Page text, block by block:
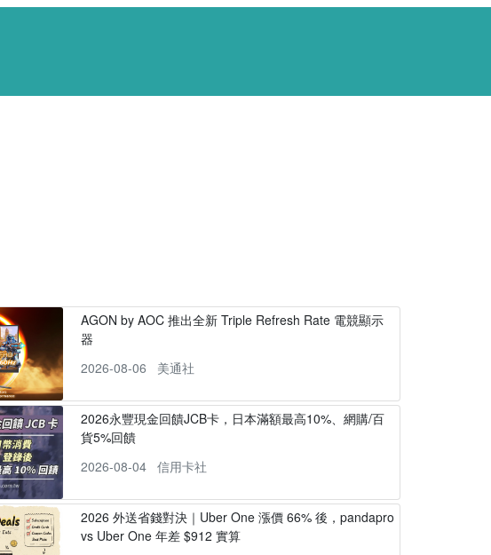
AGON by AOC 推出全新 Triple Refresh Rate 電競顯示
器
2026-08-06
美通社
2026永豐現金回饋JCB卡，日本滿額最高10%、網購/百
貨5%回饋
2026-08-04
信用卡社
2026 外送省錢對決｜Uber One 漲價 66% 後，pandapro
vs Uber One 年差 $912 實算